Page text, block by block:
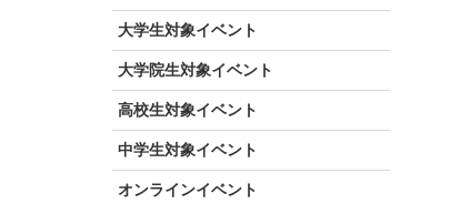
大学生対象イベント
大学院生対象イベント
高校生対象イベント
中学生対象イベント
オンラインイベント